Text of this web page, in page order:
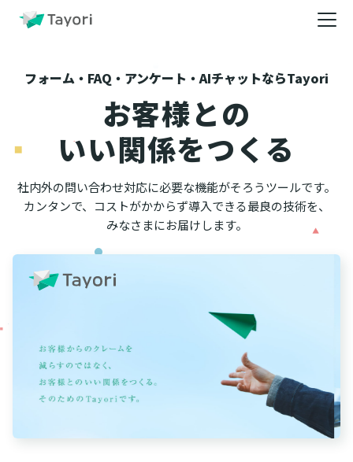
フォーム・FAQ・アンケート・AIチャットならTayori
お客様との
いい関係をつくる
社内外の問い合わせ対応に必要な機能がそろうツールです。
カンタンで、コストがかからず導入できる最良の技術を、
みなさまにお届けします。